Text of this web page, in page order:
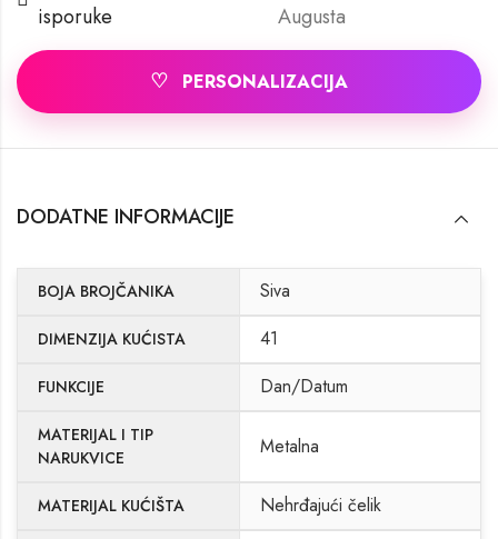
isporuke
Augusta
♡ PERSONALIZACIJA
DODATNE INFORMACIJE
BOJA BROJČANIKA Siva
DIMENZIJA KUĆISTA 41
FUNKCIJE Dan/Datum
MATERIJAL I TIP
NARUKVICE
Metalna
MATERIJAL KUĆIŠTA Nehrđajući čelik